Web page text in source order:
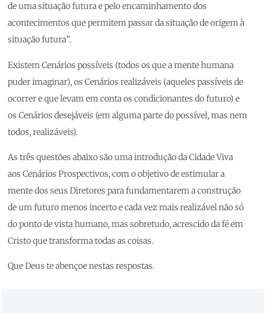
de uma situação futura e pelo encaminhamento dos
acontecimentos que permitem passar da situação de origem à
situação futura”.
Existem Cenários possíveis (todos os que a mente humana
puder imaginar), os Cenários realizáveis (aqueles passíveis de
ocorrer e que levam em conta os condicionantes do futuro) e
os Cenários desejáveis (em alguma parte do possível, mas nem
todos, realizáveis).
As três questões abaixo são uma introdução da Cidade Viva
aos Cenários Prospectivos, com o objetivo de estimular a
mente dos seus Diretores para fundamentarem a construção
de um futuro menos incerto e cada vez mais realizável não só
do ponto de vista humano, mas sobretudo, acrescido da fé em
Cristo que transforma todas as coisas.
Que Deus te abençoe nestas respostas.